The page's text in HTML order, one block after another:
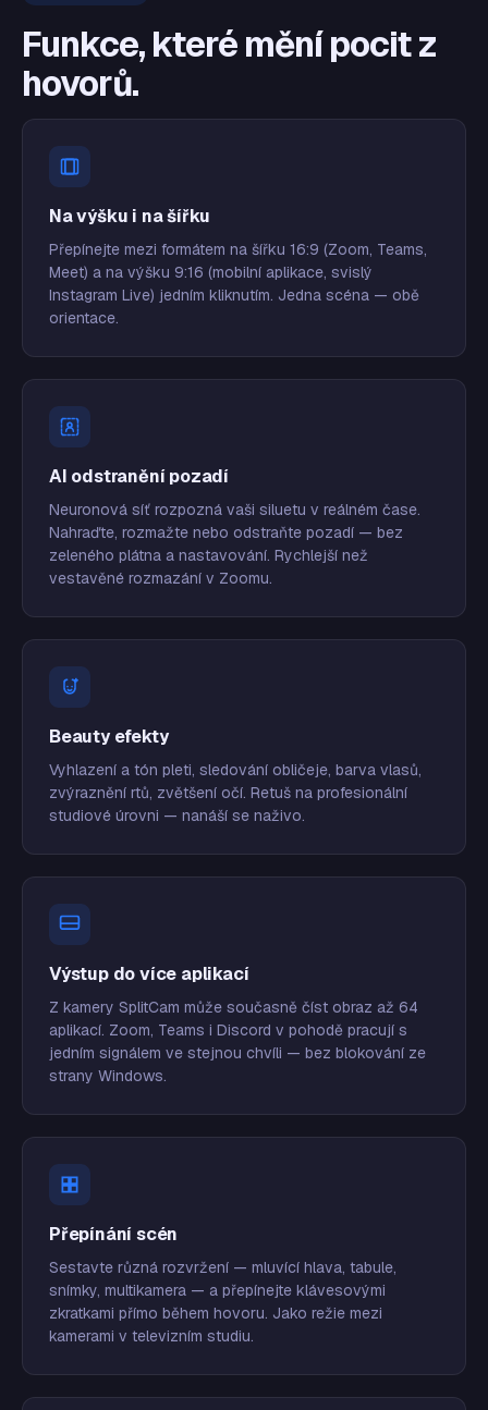
Funkce, které mění pocit z
hovorů.
Na výšku i na šířku
Přepínejte mezi formátem na šířku 16:9 (Zoom, Teams,
Meet) a na výšku 9:16 (mobilní aplikace, svislý
Instagram Live) jedním kliknutím. Jedna scéna — obě
orientace.
AI odstranění pozadí
Neuronová síť rozpozná vaši siluetu v reálném čase.
Nahraďte, rozmažte nebo odstraňte pozadí — bez
zeleného plátna a nastavování. Rychlejší než
vestavěné rozmazání v Zoomu.
Beauty efekty
Vyhlazení a tón pleti, sledování obličeje, barva vlasů,
zvýraznění rtů, zvětšení očí. Retuš na profesionální
studiové úrovni — nanáší se naživo.
Výstup do více aplikací
Z kamery SplitCam může současně číst obraz až 64
aplikací. Zoom, Teams i Discord v pohodě pracují s
jedním signálem ve stejnou chvíli — bez blokování ze
strany Windows.
Přepínání scén
Sestavte různá rozvržení — mluvící hlava, tabule,
snímky, multikamera — a přepínejte klávesovými
zkratkami přímo během hovoru. Jako režie mezi
kamerami v televizním studiu.